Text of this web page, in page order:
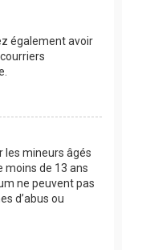
également avoir
les mineurs âgés
moins de 13 ans
ne peuvent pas
d’abus ou